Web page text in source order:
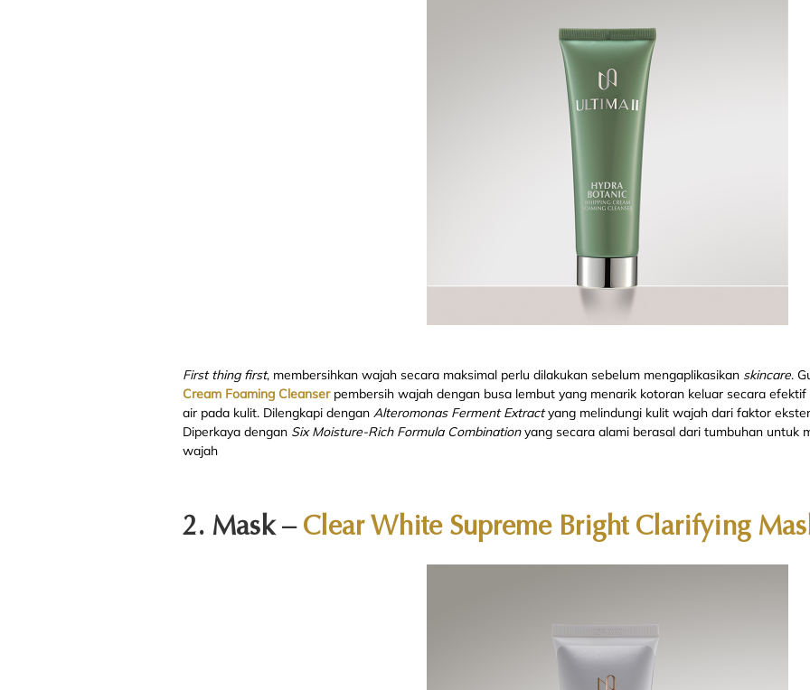
First thing first, membersihkan wajah secara maksimal perlu dilakukan sebelum mengaplikasikan skincare.
Cream Foaming Cleanserpembersih wajah dengan busa lembut yang menarik kotoran keluar secara
air pada kulit. Dilengkapi dengan Alteromonas Ferment Extractyang melindungi kulit wajah dari faktor
Diperkaya dengan Six Moisture-Rich Formula Combinationyang secara alami berasal dari tumbuhan untuk
wajah
2. Mask – Clear White Supreme Bright Clarifying